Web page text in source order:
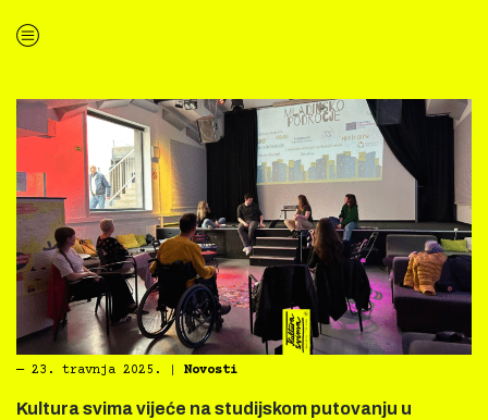
“Kultura svima x Centar za profesionalnu rehabilitaciju, 24.4.2025.”
― 23. travnja 2025. Novosti
Kultura svima vijeće na studijskom putovanju u